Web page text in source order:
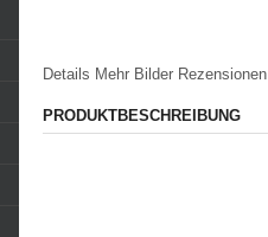
Details Mehr Bilder Rezensionen
PRODUKTBESCHREIBUNG